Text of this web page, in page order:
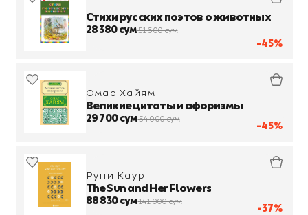
-45%
Стихи русских поэтов о животных
28 380 сум51 600 сум
-45%
Омар Хайям
Великие цитаты и афоризмы
29 700 сум54 000 сум
-37%
Рупи Каур
The Sun and Her Flowers
88 830 сум141 000 сум